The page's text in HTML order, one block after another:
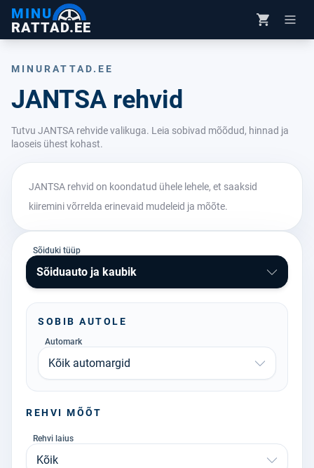
MINU
RATTAD.EE
MINURATTAD.EE
JANTSA rehvid
Tutvu JANTSA rehvide valikuga. Leia sobivad mõõdud, hinnad ja
laoseis ühest kohast.
JANTSA rehvid on koondatud ühele lehele, et saaksid
kiiremini võrrelda erinevaid mudeleid ja mõõte.
Sõiduki tüüp
Sõiduauto ja kaubik
SOBIB AUTOLE
Automark
Kõik automargid
REHVI MÕÕT
Rehvi laius
Kõik